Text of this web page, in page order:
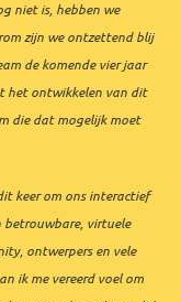
niet is, hebben we
zijn we ontzettend blij
de komende vier jaar
het ontwikkelen van dit
die dat mogelijk moet
keer om ons interactief
betrouwbare, virtuele
ontwerpers en vele
ik me vereerd voel om